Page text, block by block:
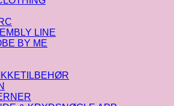
LINE
BY ME